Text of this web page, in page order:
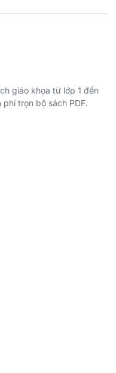
giáo khọa từ lớp 1 đến
trọn bộ sách PDF.